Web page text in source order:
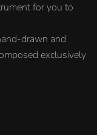
for you to
drawn and
exclusively